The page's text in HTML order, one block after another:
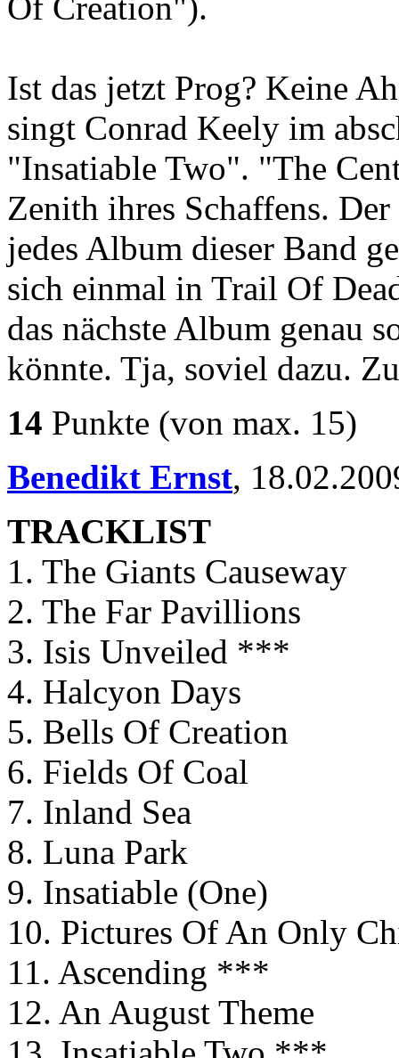
Ist das jetzt Prog? Keine
singt Conrad Keely im
"Insatiable Two". "The
Zenith ihres Schaffens.
jedes Album dieser Band
sich einmal in Trail Of
das nächste Album genau
könnte. Tja, soviel dazu.
14 Punkte (von max. 15)
Benedikt Ernst,
TRACKLIST
1. The Giants Causeway
2. The Far Pavillions
3. Isis Unveiled ***
4. Halcyon Days
5. Bells Of Creation
6. Fields Of Coal
7. Inland Sea
8. Luna Park
9. Insatiable (One)
10. Pictures Of An Only
11. Ascending ***
12. An August Theme